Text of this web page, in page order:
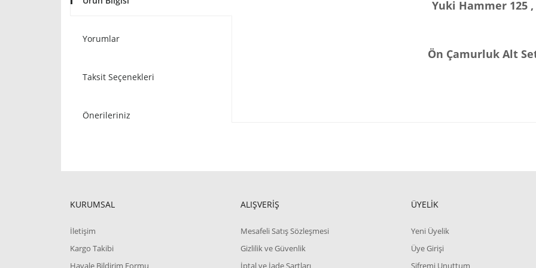
Yorumlar
Taksit Seçenekleri
Önerileriniz
Yuki Hammer 125 ,
Ön Çamurluk Alt
KURUMSAL
İletişim
Kargo Takibi
Havale Bildirim Formu
ALIŞVERİŞ
Mesafeli Satış Sözleşmesi
Gizlilik ve Güvenlik
İptal ve İade Şartları
ÜYELİK
Yeni Üyelik
Üye Girişi
Şifremi Unuttum